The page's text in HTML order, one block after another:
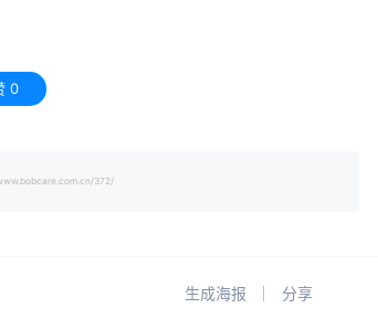
0
www.bobcare.com.cn/372/
生成海报 分享